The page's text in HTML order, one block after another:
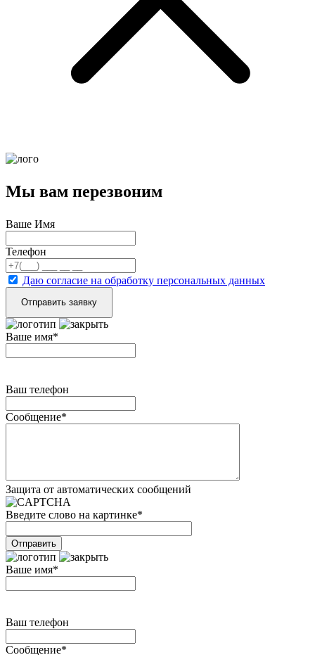
Мы вам перезвоним
Ваше Имя
Телефон
Даю согласие на обработку персональных данных
Ваше имя*
Ваш телефон
Сообщение*
Защита от автоматических сообщений
Введите слово на картинке*
Ваше имя*
Ваш телефон
Сообщение*